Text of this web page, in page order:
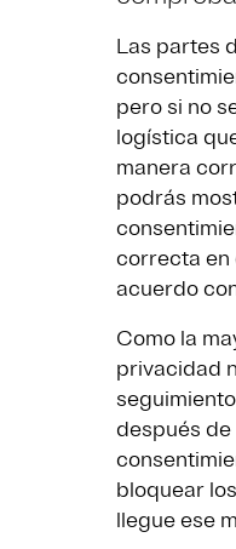
Las partes
pero si no
logística
manera
podrás
correcta en
acuerdo
Como la
privacidad
después
bloquear
llegue ese